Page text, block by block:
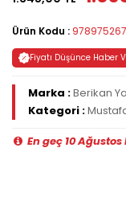
Ürün Kodu :
Fiyatı Düşünce Haber
Marka :Berikan
Kategori :
En geç 10